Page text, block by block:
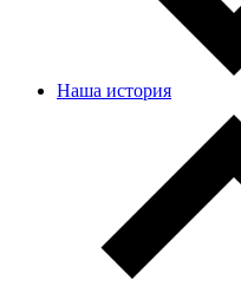
Наша история